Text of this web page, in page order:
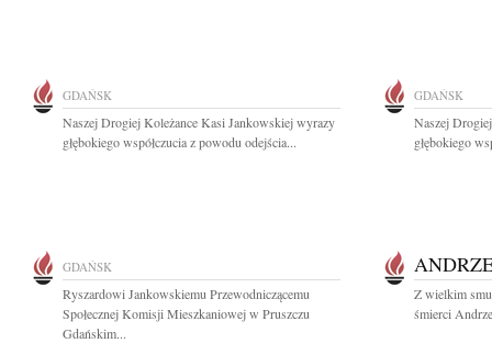
GDAŃSK
Naszej Drogiej Koleżance Kasi Jankowskiej wyrazy
głębokiego współczucia z powodu odejścia...
GDAŃSK
Naszej
głębokiego
GDAŃSK
Ryszardowi Jankowskiemu Przewodniczącemu
Społecznej Komisji Mieszkaniowej w Pruszczu
Gdańskim...
Z wielkim
śmierci